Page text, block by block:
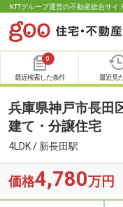
NTTグループ運営の不動産総合サイ
0
最近検索した条件 最近見
兵庫県神戸市長田
建て・分譲住宅
4LDK / 新長田駅
価格4,780万円